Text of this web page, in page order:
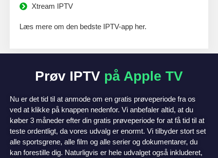
Xtream IPTV
Læs mere om den bedste IPTV-app her.
Prøv IPTV på Apple TV
Nu er det tid til at anmode om en gratis prøveperiode fra os
ved at klikke på knappen nedenfor. Vi anbefaler altid, at du
køber 3 måneder efter din gratis prøveperiode for at få tid til at
teste ordentligt, da vores udvalg er enormt. Vi tilbyder stort set
alle sportsgrene, alle film og alle serier og dokumentarer, du
kan forestille dig. Naturligvis er hele udvalget også inkluderet,